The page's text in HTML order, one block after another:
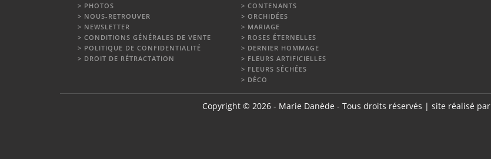
PHOTOS
NOUS-RETROUVER
NEWSLETTER
CONDITIONS GÉNÉRALES DE VENTE
POLITIQUE DE CONFIDENTIALITÉ
DROIT DE RÉTRACTATION
CONTENANTS
ORCHIDÉES
MARIAGE
ROSES ÉTERNELLES
DERNIER HOMMAGE
FLEURS ARTIFICIELLES
FLEURS SÉCHÉES
DÉCO
Copyright © 2026 - Marie Danède - Tous droits réservés | site réalisé par